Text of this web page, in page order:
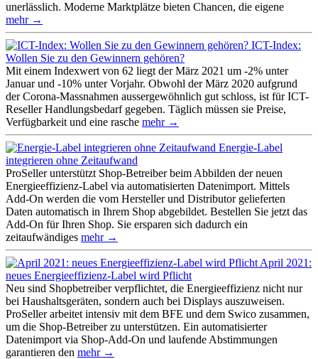
unerlässlich. Moderne Marktplätze bieten Chancen, die eigene
mehr →
ICT-Index:
Wollen Sie zu den Gewinnern gehören?
Mit einem Indexwert von 62 liegt der März 2021 um -2% unter
Januar und -10% unter Vorjahr. Obwohl der März 2020 aufgrund
der Corona-Massnahmen aussergewöhnlich gut schloss, ist für ICT-
Reseller Handlungsbedarf gegeben. Täglich müssen sie Preise,
Verfügbarkeit und eine rasche mehr →
Energie-Label
integrieren ohne Zeitaufwand
ProSeller unterstützt Shop-Betreiber beim Abbilden der neuen
Energieeffizienz-Label via automatisierten Datenimport. Mittels
Add-On werden die vom Hersteller und Distributor gelieferten
Daten automatisch in Ihrem Shop abgebildet. Bestellen Sie jetzt das
Add-On für Ihren Shop. Sie ersparen sich dadurch ein
zeitaufwändiges mehr →
April 2021:
neues Energieeffizienz-Label wird Pflicht
Neu sind Shopbetreiber verpflichtet, die Energieeffizienz nicht nur
bei Haushaltsgeräten, sondern auch bei Displays auszuweisen.
ProSeller arbeitet intensiv mit dem BFE und dem Swico zusammen,
um die Shop-Betreiber zu unterstützen. Ein automatisierter
Datenimport via Shop-Add-On und laufende Abstimmungen
garantieren den mehr →